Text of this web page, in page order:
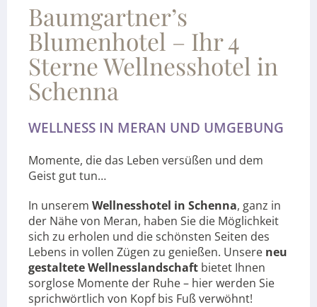
Baumgartner’s
Blumenhotel – Ihr 4
Sterne Wellnesshotel in
Schenna
WELLNESS IN MERAN UND UMGEBUNG
Momente, die das Leben versüßen und dem
Geist gut tun…
In unserem Wellnesshotel in Schenna, ganz in
der Nähe von Meran, haben Sie die Möglichkeit
sich zu erholen und die schönsten Seiten des
Lebens in vollen Zügen zu genießen. Unsere neu
gestaltete Wellnesslandschaft bietet Ihnen
sorglose Momente der Ruhe – hier werden Sie
sprichwörtlich von Kopf bis Fuß verwöhnt!